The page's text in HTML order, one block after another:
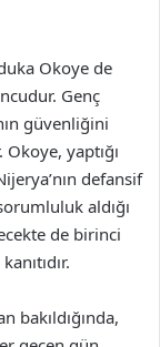
Okoye de
Genç
güvenliğini
yaptığı
defansif
aldığı
de birinci
bakıldığında,